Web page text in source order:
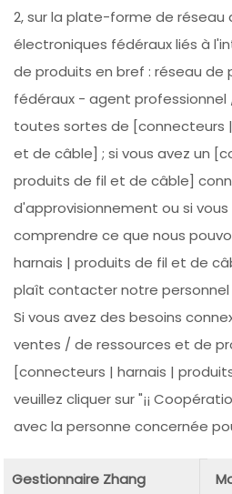
2, sur la plate-forme de réseau
électroniques fédéraux liés à
de produits en bref : réseau de
fédéraux - agent
toutes sortes de [connecteurs
et de câble] ; si vous avez un
produits de fil et de câble]
d'approvisionnement ou si
comprendre ce que nous
harnais | produits de fil et de
plaît contacter notre
Si vous avez des besoins
ventes / de ressources et de
[connecteurs | harnais |
veuillez cliquer sur "¡¡
avec la personne concernée
Gestionnaire Zhang